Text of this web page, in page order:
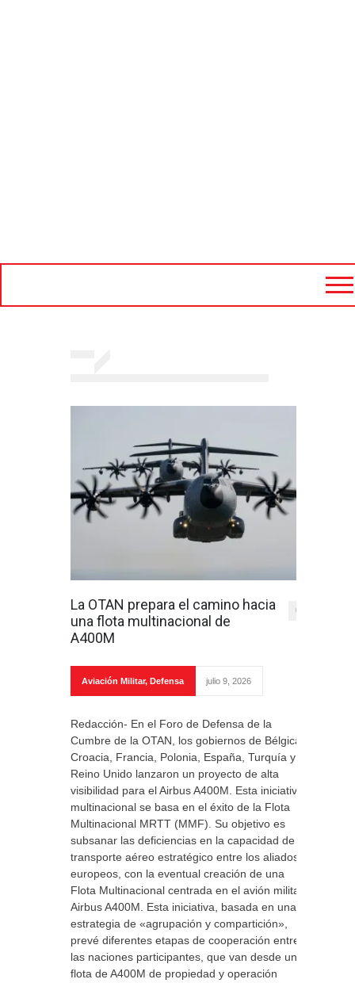
La OTAN prepara el camino hacia
una flota multinacional de
A400M
0
Aviación Militar, Defensa julio 9, 2026
Redacción- En el Foro de Defensa de la
Cumbre de la OTAN, los gobiernos de Bélgica,
Croacia, Francia, Polonia, España, Turquía y el
Reino Unido lanzaron un proyecto de alta
visibilidad para el Airbus A400M. Esta iniciativa
multinacional se basa en el éxito de la Flota
Multinacional MRTT (MMF). Su objetivo es
subsanar las deficiencias en la capacidad de
transporte aéreo estratégico entre los aliados
europeos, con la eventual creación de una
Flota Multinacional centrada en el avión militar
Airbus A400M. Esta iniciativa, basada en una
estrategia de «agrupación y compartición»,
prevé diferentes etapas de cooperación entre
las naciones participantes, que van desde una
flota de A400M de propiedad y operación